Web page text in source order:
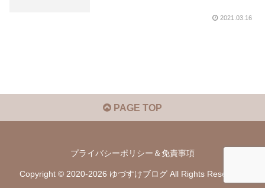
2021.03.16
PAGE TOP
プライバシーポリシー＆免責事項
Copyright © 2020-2026 ゆづすけブログ All Rights Reserved.